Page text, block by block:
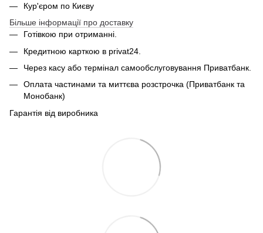
Кур'єром по Києву
Більше інформації про доставку
Готівкою при отриманні.
Кредитною карткою в privat24.
Через касу або термінал самообслуговування Приватбанк.
Оплата частинами та миттєва розстрочка (Приватбанк та
Монобанк)
Гарантія від виробника